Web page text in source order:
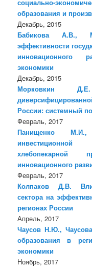
социально-
образования и
Декабрь, 2015
Бабикова А.В.,
эффективности
инновационного
экономики
Декабрь, 2015
Морковкин
России: системный
Февраль, 2017
Панищенко
хлебопекарной
инновационного
Февраль, 2017
Колпаков Д.В.
сектора на
регионах России
Апрель, 2017
Чаусов Н.Ю.,
образования в
экономики
Ноябрь, 2017